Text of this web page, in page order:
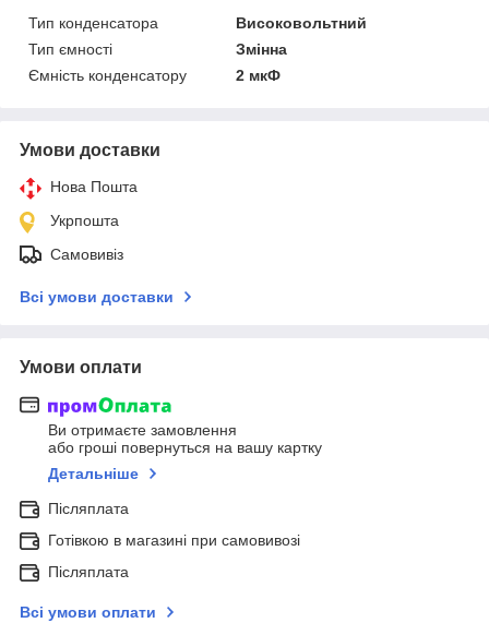
Тип конденсатора
Високовольтний
Тип ємності
Змінна
Ємність конденсатору
2 мкФ
Умови доставки
Нова Пошта
Укрпошта
Самовивіз
Всі умови доставки
Умови оплати
Ви отримаєте замовлення
або гроші повернуться на вашу картку
Детальніше
Післяплата
Готівкою в магазині при самовивозі
Післяплата
Всі умови оплати